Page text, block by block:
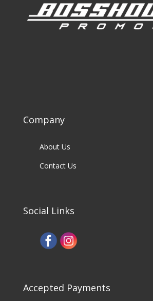
Company
About Us
Contact Us
Social Links
Accepted Payments